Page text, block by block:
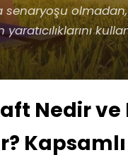
senaryoşu olmadan,
Nedir ve
Kapsamlı